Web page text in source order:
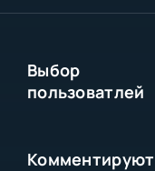
Выбор
пользоватлей
Комментируют